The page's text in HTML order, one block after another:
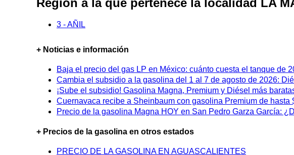
Región a la que pertenece la localidad LA
3 - AÑIL
+ Noticias e información
Baja el precio del gas LP en México: cuánto cuesta el tanque de
Cambia el subsidio a la gasolina del 1 al 7 de agosto de 2026:
¡Sube el subsidio! Gasolina Magna, Premium y Diésel más
Cuernavaca recibe a Sheinbaum con gasolina Premium de
Precio de la gasolina Magna HOY en San Pedro Garza García:
+ Precios de la gasolina en otros estados
PRECIO DE LA GASOLINA EN AGUASCALIENTES